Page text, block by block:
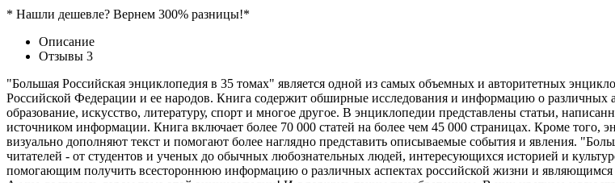
* Нашли дешевле? Вернем 300% разницы!*
Описание
Отзывы 3
"Большая Российская энциклопедия в 35 томах" является одной из самых объемных и авторитетных
Российской Федерации и ее народов. Книга содержит обширные исследования и информацию о различных
образование, искусство, литературу, спорт и многое другое. В энциклопедии представлены статьи,
источником информации. Книга включает более 70 000 статей на более чем 45 000 страницах. Кроме
визуально дополняют текст и помогают более наглядно представить описываемые события и явления.
читателей - от студентов и ученых до обычных любознательных людей, интересующихся историей и
помогающим получить всестороннюю информацию о различных аспектах российской жизни и являющимся